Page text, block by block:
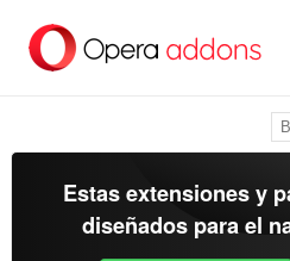
contenido
Estas extensiones y
diseñados para el